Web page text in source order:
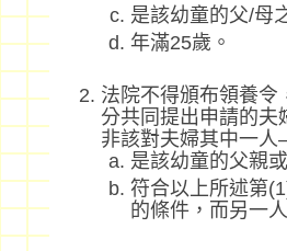
是該幼童的父/母
年滿25歲。
法院不得頒布領養令
分共同提出申請的夫
非該對夫婦其中一
是該幼童的父親
符合以上所述第
的條件，而另一